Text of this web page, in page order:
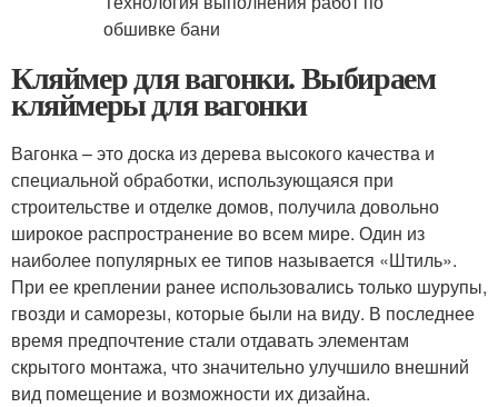
Кляймер для вагонки. Выбираем
кляймеры для вагонки
Вагонка – это доска из дерева высокого качества и
специальной обработки, использующаяся при
строительстве и отделке домов, получила довольно
широкое распространение во всем мире. Один из
наиболее популярных ее типов называется «Штиль».
При ее креплении ранее использовались только шурупы,
гвозди и саморезы, которые были на виду. В последнее
время предпочтение стали отдавать элементам
скрытого монтажа, что значительно улучшило внешний
вид помещение и возможности их дизайна.